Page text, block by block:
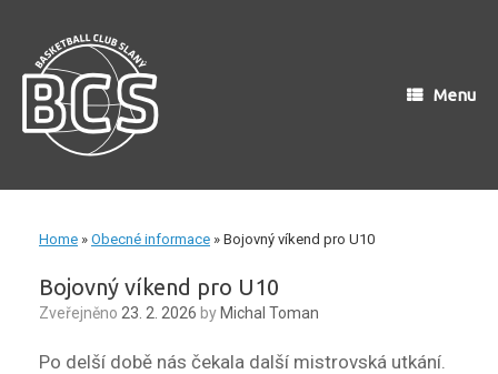
content
Menu
Home » Obecné informace » Bojovný víkend pro U10
Bojovný víkend pro U10
Zveřejněno 23. 2. 2026 by Michal Toman
Po delší době nás čekala další mistrovská utkání.